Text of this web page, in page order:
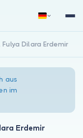
Anmelden
Fulya Dilara Erdemir
aus
im
Erdemir